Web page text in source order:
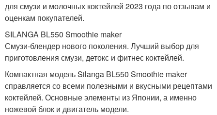
для смузи и молочных коктейлей 2023 года по отзывам и
оценкам покупателей.
SILANGA BL550 Smoothie maker
Смузи-блендер нового поколения. Лучший выбор для
приготовления смузи, детокс и фитнес коктейлей.
Компактная модель Silanga BL550 Smoothie maker
справляется со всеми полезными и вкусными рецептами
коктейлей. Основные элементы из Японии, а именно
ножевой блок и двигатель модели.